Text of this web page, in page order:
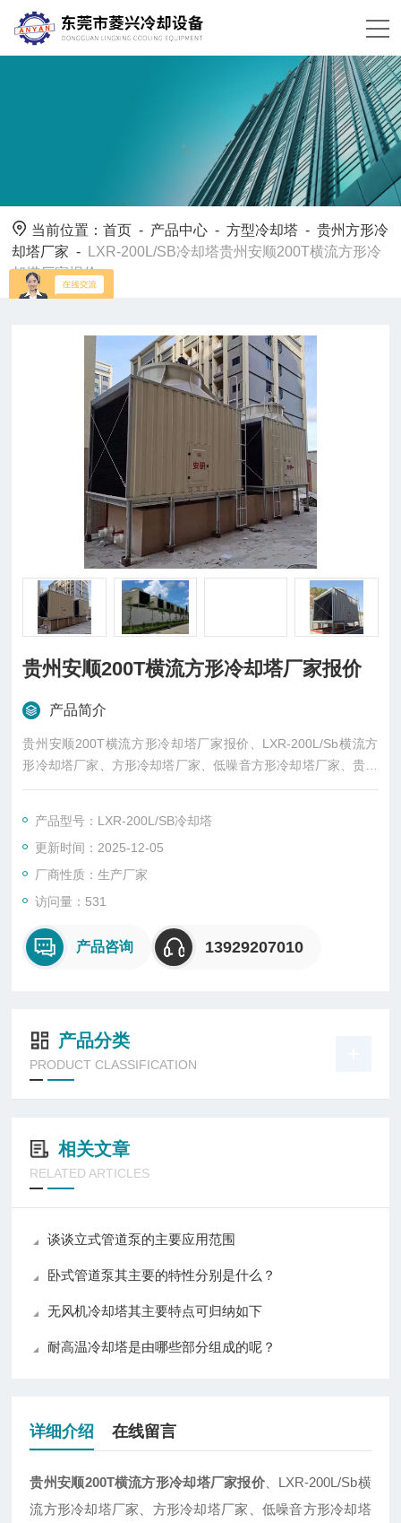
当前位置：首页 - 产品中心 -方型冷却塔 -贵州方形冷
却塔厂家 -
LXR-200L/SB冷却塔贵州安顺200T横流方形冷
却塔厂家报价
贵州安顺200T横流方形冷却塔厂家报价
产品简介
贵州安顺200T横流方形冷却塔厂家报价、LXR-200L/Sb横流方
形冷却塔厂家、方形冷却塔厂家、低噪音方形冷却塔厂家、贵州
冷却塔厂家、安顺方形冷却塔厂家、安研牌方形冷却塔厂家、东
场组装调试
产品型号：LXR-200L/SB冷却塔
更新时间：2025-12-05
厂商性质：生产厂家
访问量：531
产品咨询 13929207010
产品分类
PRODUCT CLASSIFICATION
相关文章
RELATED ARTICLES
谈谈立式管道泵的主要应用范围
卧式管道泵其主要的特性分别是什么？
无风机冷却塔其主要特点可归纳如下
耐高温冷却塔是由哪些部分组成的呢？
详细介绍 在线留言
贵州安顺200T横流方形冷却塔厂家报价、LXR-200L/Sb横
流方形冷却塔厂家、方形冷却塔厂家、低噪音方形冷却塔